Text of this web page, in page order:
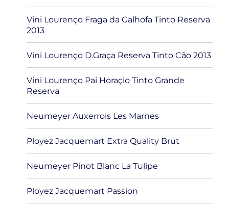
Vini Lourenço Fraga da Galhofa Tinto Reserva
2013
Vini Lourenço D.Graça Reserva Tinto Cão 2013
Vini Lourenço Pai Horaçio Tinto Grande
Reserva
Neumeyer Auxerrois Les Marnes
Ployez Jacquemart Extra Quality Brut
Neumeyer Pinot Blanc La Tulipe
Ployez Jacquemart Passion